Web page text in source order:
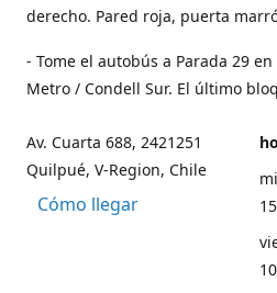
derecho. Pared roja, puerta
- Tome el autobús a Parada 29
Metro / Condell Sur. El último
Av. Cuarta 688, 2421251
Quilpué, V-Region, Chile
Cómo llegar